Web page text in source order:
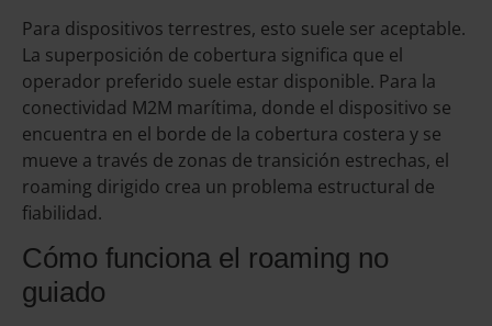
Para dispositivos terrestres, esto suele ser aceptable.
La superposición de cobertura significa que el
operador preferido suele estar disponible. Para la
conectividad M2M marítima, donde el dispositivo se
encuentra en el borde de la cobertura costera y se
mueve a través de zonas de transición estrechas, el
roaming dirigido crea un problema estructural de
fiabilidad.
Cómo funciona el roaming no
guiado